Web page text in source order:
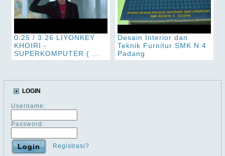
0:25 / 3:26 LIYONKEY
KHOIRI -
SUPERKOMPUTER ( ...
Desain Interior dan
Teknik Furnitur SMK N 4
Padang
LOGIN
Username:
Password:
Registrasi?